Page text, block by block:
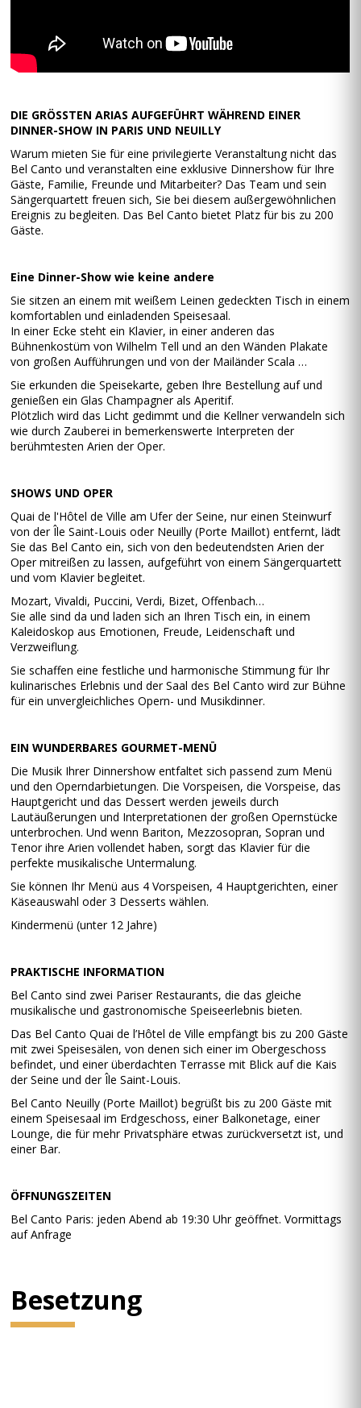
DIE GRÖSSTEN ARIAS AUFGEFÜHRT WÄHREND EINER
DINNER-SHOW IN PARIS UND NEUILLY
Warum mieten Sie für eine privilegierte Veranstaltung nicht das
Bel Canto und veranstalten eine exklusive Dinnershow für Ihre
Gäste, Familie, Freunde und Mitarbeiter? Das Team und sein
Sängerquartett freuen sich, Sie bei diesem außergewöhnlichen
Ereignis zu begleiten. Das Bel Canto bietet Platz für bis zu 200
Gäste.
Eine Dinner-Show wie keine andere
Sie sitzen an einem mit weißem Leinen gedeckten Tisch in einem
komfortablen und einladenden Speisesaal.
In einer Ecke steht ein Klavier, in einer anderen das
Bühnenkostüm von Wilhelm Tell und an den Wänden Plakate
von großen Aufführungen und von der Mailänder Scala …
Sie erkunden die Speisekarte, geben Ihre Bestellung auf und
genießen ein Glas Champagner als Aperitif.
Plötzlich wird das Licht gedimmt und die Kellner verwandeln sich
wie durch Zauberei in bemerkenswerte Interpreten der
berühmtesten Arien der Oper.
SHOWS UND OPER
Quai de l'Hôtel de Ville am Ufer der Seine, nur einen Steinwurf
von der Île Saint-Louis oder Neuilly (Porte Maillot) entfernt, lädt
Sie das Bel Canto ein, sich von den bedeutendsten Arien der
Oper mitreißen zu lassen, aufgeführt von einem Sängerquartett
und vom Klavier begleitet.
Mozart, Vivaldi, Puccini, Verdi, Bizet, Offenbach…
Sie alle sind da und laden sich an Ihren Tisch ein, in einem
Kaleidoskop aus Emotionen, Freude, Leidenschaft und
Verzweiflung.
Sie schaffen eine festliche und harmonische Stimmung für Ihr
kulinarisches Erlebnis und der Saal des Bel Canto wird zur Bühne
für ein unvergleichliches Opern- und Musikdinner.
EIN WUNDERBARES GOURMET-MENÜ
Die Musik Ihrer Dinnershow entfaltet sich passend zum Menü
und den Operndarbietungen. Die Vorspeisen, die Vorspeise, das
Hauptgericht und das Dessert werden jeweils durch
Lautäußerungen und Interpretationen der großen Opernstücke
unterbrochen. Und wenn Bariton, Mezzosopran, Sopran und
Tenor ihre Arien vollendet haben, sorgt das Klavier für die
perfekte musikalische Untermalung.
Sie können Ihr Menü aus 4 Vorspeisen, 4 Hauptgerichten, einer
Käseauswahl oder 3 Desserts wählen.
Kindermenü (unter 12 Jahre)
PRAKTISCHE INFORMATION
Bel Canto sind zwei Pariser Restaurants, die das gleiche
musikalische und gastronomische Speiseerlebnis bieten.
Das Bel Canto Quai de l’Hôtel de Ville empfängt bis zu 200 Gäste
mit zwei Speisesälen, von denen sich einer im Obergeschoss
befindet, und einer überdachten Terrasse mit Blick auf die Kais
der Seine und der Île Saint-Louis.
Bel Canto Neuilly (Porte Maillot) begrüßt bis zu 200 Gäste mit
einem Speisesaal im Erdgeschoss, einer Balkonetage, einer
Lounge, die für mehr Privatsphäre etwas zurückversetzt ist, und
einer Bar.
ÖFFNUNGSZEITEN
Bel Canto Paris: jeden Abend ab 19:30 Uhr geöffnet. Vormittags
auf Anfrage
Besetzung